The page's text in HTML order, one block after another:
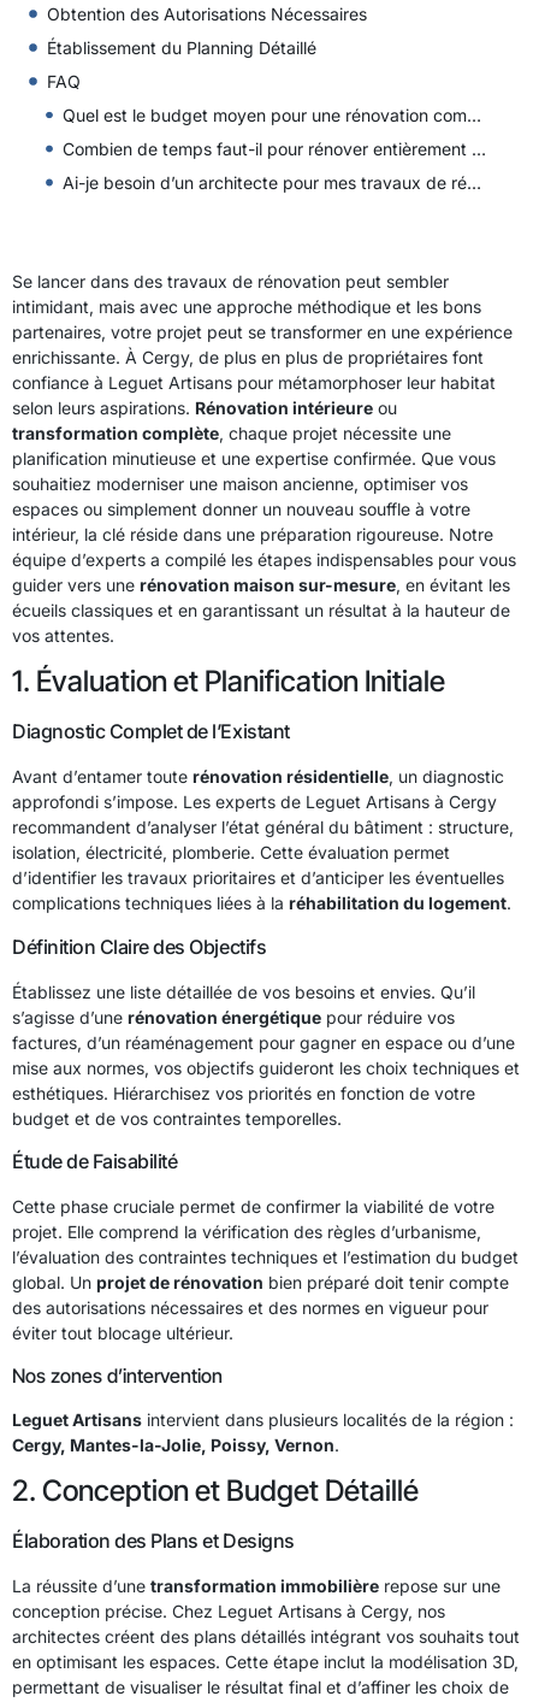
Obtention des Autorisations Nécessaires
Établissement du Planning Détaillé
FAQ
Quel est le budget moyen pour une rénovation complète de maison ?
Combien de temps faut-il pour rénover entièrement une maison ?
Ai-je besoin d’un architecte pour mes travaux de rénovation ?
Se lancer dans des travaux de rénovation peut sembler
intimidant, mais avec une approche méthodique et les bons
partenaires, votre projet peut se transformer en une expérience
enrichissante. À Cergy, de plus en plus de propriétaires font
confiance à Leguet Artisans pour métamorphoser leur habitat
selon leurs aspirations. Rénovation intérieure ou
transformation complète, chaque projet nécessite une
planification minutieuse et une expertise confirmée. Que vous
souhaitiez moderniser une maison ancienne, optimiser vos
espaces ou simplement donner un nouveau souffle à votre
intérieur, la clé réside dans une préparation rigoureuse. Notre
équipe d’experts a compilé les étapes indispensables pour vous
guider vers une rénovation maison sur-mesure, en évitant les
écueils classiques et en garantissant un résultat à la hauteur de
vos attentes.
1. Évaluation et Planification Initiale
Diagnostic Complet de l’Existant
Avant d’entamer toute rénovation résidentielle, un diagnostic
approfondi s’impose. Les experts de Leguet Artisans à Cergy
recommandent d’analyser l’état général du bâtiment : structure,
isolation, électricité, plomberie. Cette évaluation permet
d’identifier les travaux prioritaires et d’anticiper les éventuelles
complications techniques liées à la réhabilitation du logement.
Définition Claire des Objectifs
Établissez une liste détaillée de vos besoins et envies. Qu’il
s’agisse d’une rénovation énergétique pour réduire vos
factures, d’un réaménagement pour gagner en espace ou d’une
mise aux normes, vos objectifs guideront les choix techniques et
esthétiques. Hiérarchisez vos priorités en fonction de votre
budget et de vos contraintes temporelles.
Étude de Faisabilité
Cette phase cruciale permet de confirmer la viabilité de votre
projet. Elle comprend la vérification des règles d’urbanisme,
l’évaluation des contraintes techniques et l’estimation du budget
global. Un projet de rénovation bien préparé doit tenir compte
des autorisations nécessaires et des normes en vigueur pour
éviter tout blocage ultérieur.
Nos zones d’intervention
Leguet Artisans intervient dans plusieurs localités de la région :
Cergy, Mantes-la-Jolie, Poissy, Vernon.
2. Conception et Budget Détaillé
Élaboration des Plans et Designs
La réussite d’une transformation immobilière repose sur une
conception précise. Chez Leguet Artisans à Cergy, nos
architectes créent des plans détaillés intégrant vos souhaits tout
en optimisant les espaces. Cette étape inclut la modélisation 3D,
permettant de visualiser le résultat final et d’affiner les choix de